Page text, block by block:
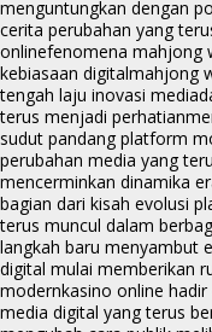
menguntungkan dengan
cerita perubahan yang
onlinefenomena mahjong
kebiasaan digitalmahjong
tengah laju inovasi media
terus menjadi perhatian
sudut pandang platform
perubahan media yang
mencerminkan dinamika
bagian dari kisah evolusi
terus muncul dalam
langkah baru menyambut
digital mulai memberikan
modernkasino online
media digital yang terus